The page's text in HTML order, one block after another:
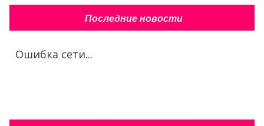
Последние новости
Ошибка сети...